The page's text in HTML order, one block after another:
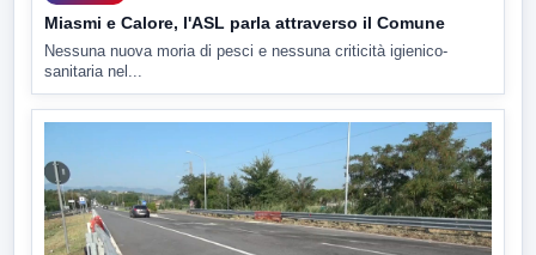
Miasmi e Calore, l'ASL parla attraverso il Comune
Nessuna nuova moria di pesci e nessuna criticità igienico-
sanitaria nel...